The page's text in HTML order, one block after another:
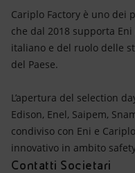
Cariplo Factory è uno dei
che dal 2018 supporta
italiano e del ruolo delle
del Paese.
L’apertura del selection
Edison, Enel, Saipem,
condiviso con Eni e
innovativo in ambito
Contatti Societari